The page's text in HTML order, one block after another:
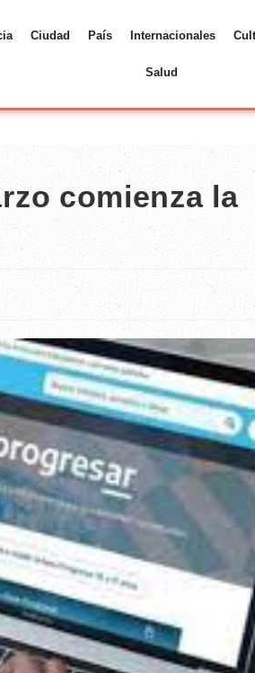
Ciudad País Internacionales
Salud
comienza la